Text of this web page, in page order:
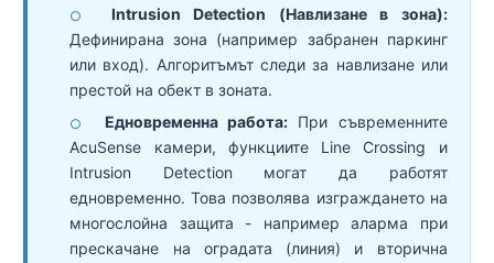
○
Intrusion Detection (Навлизане в зона):
Дефинирана зона (например забранен паркинг
или вход). Алгоритъмът следи за навлизане или
престой на обект в зоната.
○ Едновременна работа: При съвременните
AcuSense камери, функциите Line Crossing и
Intrusion Detection могат да работят
едновременно. Това позволява изграждането на
многослойна защита - например аларма при
прескачане на оградата (линия) и вторична